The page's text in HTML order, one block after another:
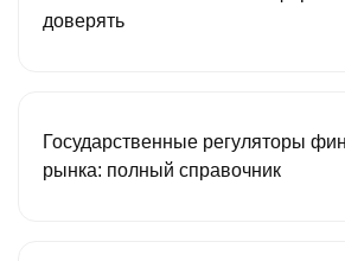
доверять
Государственные регуляторы
рынка: полный справочник